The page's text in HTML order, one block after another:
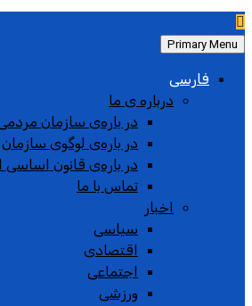
Primary Menu
فارسی
درباره ی ما
در باره‌ی سازمان
در باره‌ی لوگوی سازمان
در باره‌ی قانون اساسی
تماس با ما
اخبار
سیاسی
اقتصادی
اجتماعی
ورزشی